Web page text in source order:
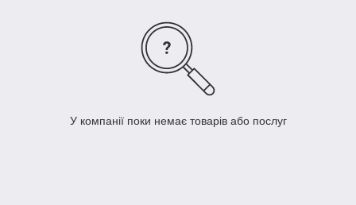
У компанії поки немає товарів або послуг